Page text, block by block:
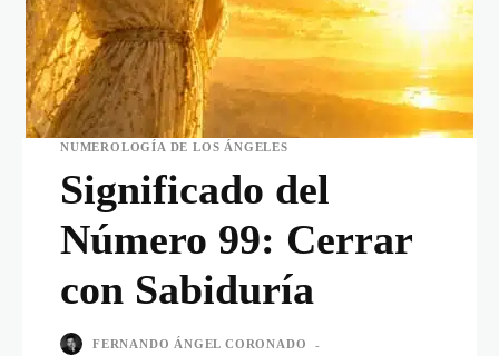
NUMEROLOGÍA DE LOS ÁNGELES
Significado del
Número 99: Cerrar
con Sabiduría
FERNANDO ÁNGEL CORONADO -